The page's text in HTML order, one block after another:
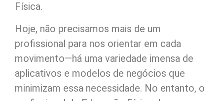
Física.
Hoje, não precisamos mais de um
profissional para nos orientar em cada
movimento—há uma variedade imensa de
aplicativos e modelos de negócios que
minimizam essa necessidade. No entanto, o